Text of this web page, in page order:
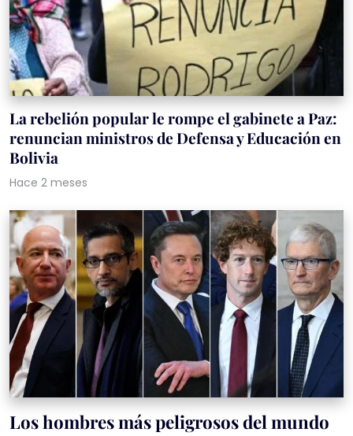
La rebelión popular le rompe el gabinete a Paz:
renuncian ministros de Defensa y Educación en
Bolivia
Hace 2 meses
Los hombres más peligrosos del mundo